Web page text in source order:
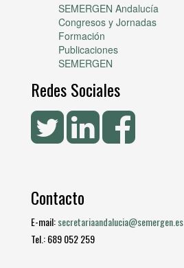
SEMERGEN Andalucía
Congresos y Jornadas
Formación
Publicaciones
SEMERGEN
Redes Sociales
Contacto
E-mail:secretariaandalucia@semergen.es
Tel.: 689 052 259